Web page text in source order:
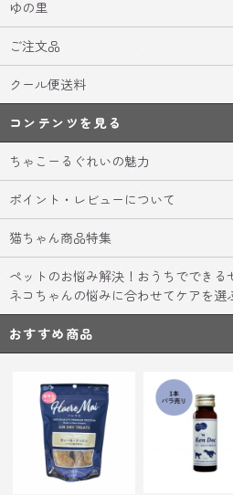
ゆの里
ご注文品
クール便送料
コンテンツを見る
ちゃこーるぐれいの魅力
ポイント・レビューについて
猫ちゃん商品特集
ペットのお悩み解決！おうちででき
ネコちゃんの悩みに合わせてケアを選
おすすめ商品